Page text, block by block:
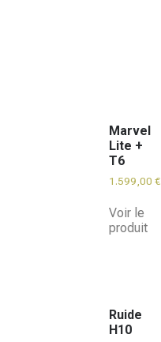
Marvel
Lite +
T6
1.599,00€
Voir le
produit
Ruide
H10